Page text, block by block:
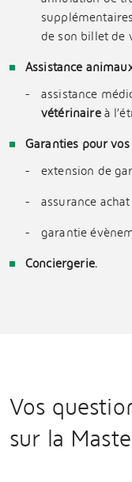
de son billet de
Assistance
assistance
vétérinaireà
Garanties pour vos
extension de
assurance
garantie
Conciergerie.
Vos
sur la